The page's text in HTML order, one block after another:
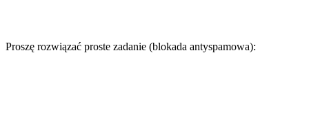
Proszę rozwiązać proste zadanie (blokada antyspamowa):